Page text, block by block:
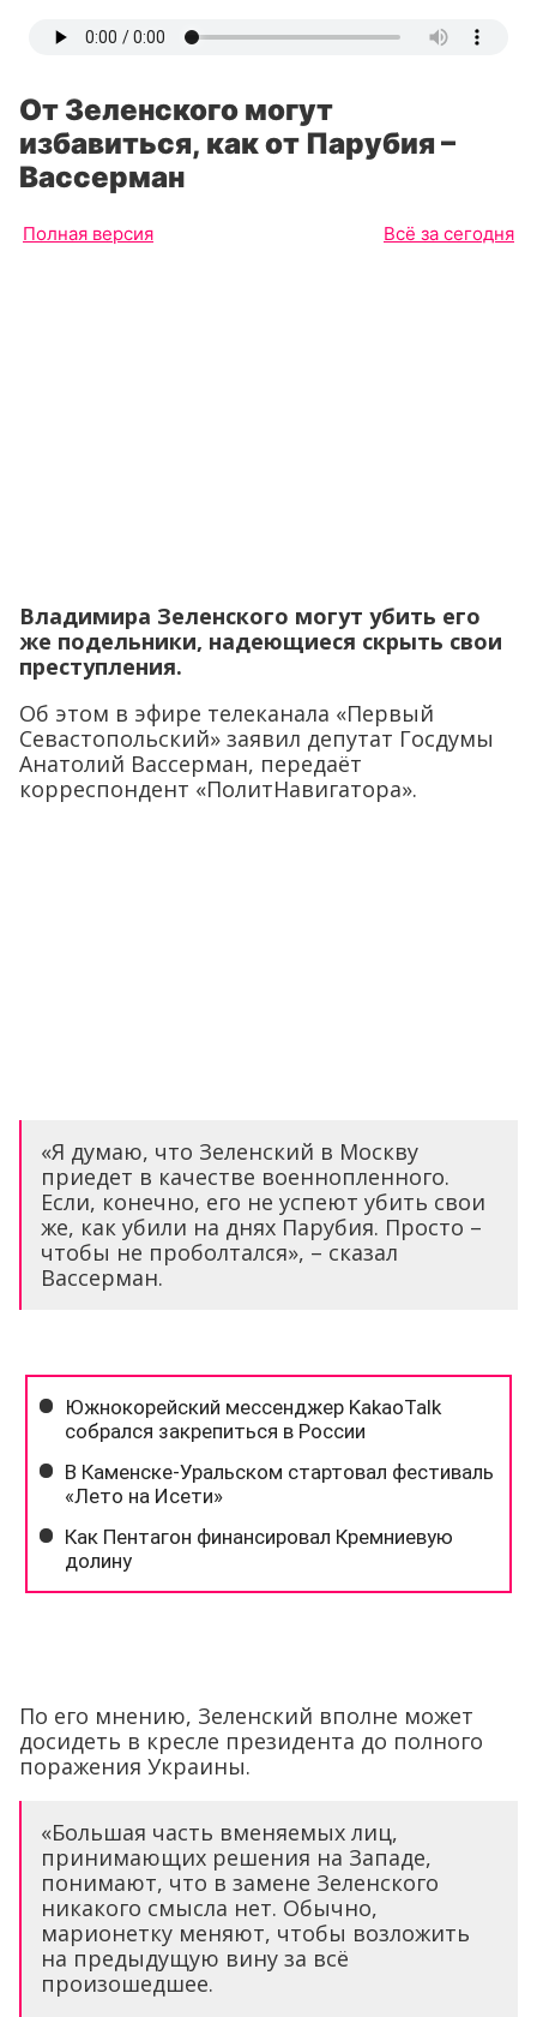
От Зеленского могут
избавиться, как от Парубия –
Вассерман
Полная версия Всё за сегодня
Владимира Зеленского могут убить его
же подельники, надеющиеся скрыть свои
преступления.
Об этом в эфире телеканала «Первый
Севастопольский» заявил депутат Госдумы
Анатолий Вассерман, передаёт
корреспондент «ПолитНавигатора».
«Я думаю, что Зеленский в Москву
приедет в качестве военнопленного.
Если, конечно, его не успеют убить свои
же, как убили на днях Парубия. Просто –
чтобы не проболтался», – сказал
Вассерман.
По его мнению, Зеленский вполне может
досидеть в кресле президента до полного
поражения Украины.
«Большая часть вменяемых лиц,
принимающих решения на Западе,
понимают, что в замене Зеленского
никакого смысла нет. Обычно,
марионетку меняют, чтобы возложить
на предыдущую вину за всё
произошедшее.